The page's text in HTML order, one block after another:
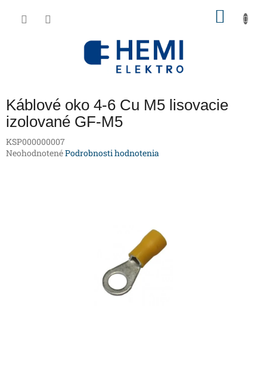
Káblové oko 4-6 Cu M5 lisovacie
izolované GF-M5
KSP000000007
Priemerné
NeohodnotenéPodrobnosti hodnotenia